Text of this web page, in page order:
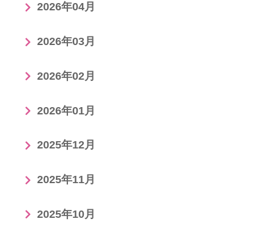
2026年04月
2026年03月
2026年02月
2026年01月
2025年12月
2025年11月
2025年10月